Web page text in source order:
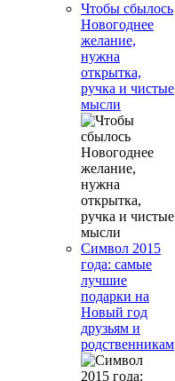
Чтобы сбылось
Новогоднее
желание,
нужна
открытка,
ручка и чистые
мысли
Символ 2015
года: самые
лучшие
подарки на
Новый год
друзьям и
родственникам